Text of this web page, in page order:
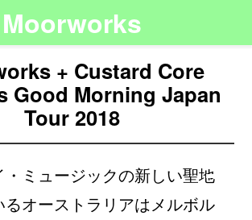
Moorworks
+ Custard Core
Good Morning Japan
Tour 2018
・ミュージックの新しい聖地
るオーストラリアはメルボル